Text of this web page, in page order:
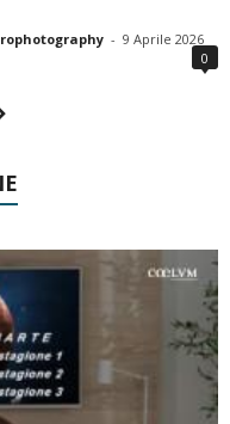
- 9 Aprile 2026
0